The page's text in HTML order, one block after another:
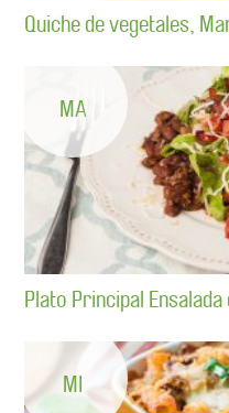
Quiche de vegetales,
MA
Plato Principal Ensalada
MI